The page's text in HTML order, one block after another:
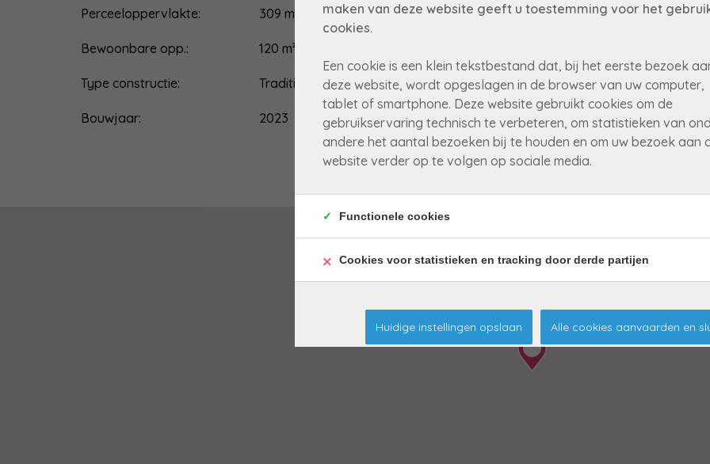
Perceeloppervlakte:
309 m²
Bewoonbare opp.: 120 m²
Type constructie: Traditioneel
Bouwjaar: 2023
maken van deze website geeft u toestemming voor het
cookies.
Een cookie is een klein tekstbestand dat, bij het eerste bezoek
deze website, wordt opgeslagen in de browser van uw computer,
tablet of smartphone. Deze website gebruikt cookies om de
gebruikservaring technisch te verbeteren, om statistieken van
andere het aantal bezoeken bij te houden en om uw bezoek aan
website verder op te volgen op sociale media.
Functionele cookies
Cookies voor statistieken en tracking door derde partijen
Huidige instellingen opslaan Alle cookies aanvaarden en